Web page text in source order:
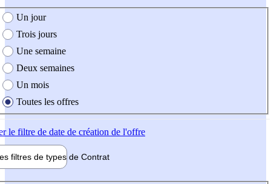
création de l'offre
Un jour
Trois jours
Une semaine
Deux semaines
Un mois
Toutes les offres
le filtre de date de création de l'offre
filtres de types de Contrat